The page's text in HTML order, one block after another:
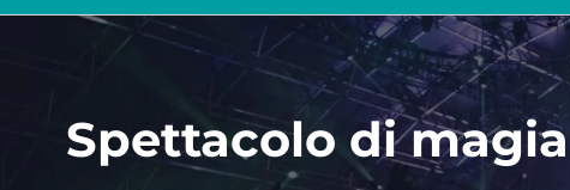
Spettacolo di